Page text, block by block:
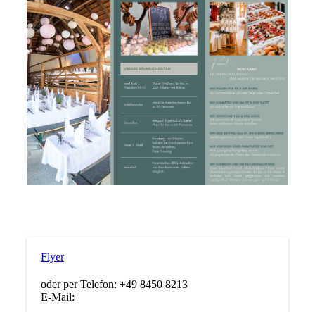
Flyer
oder per Telefon: +49 8450 8213
E-Mail: